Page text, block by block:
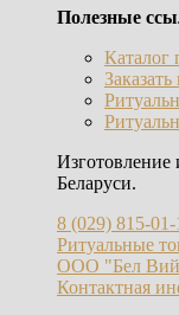
Полезные
Каталог
Изготовление
Беларуси.
8 (029) 815-01-
Ритуальные
ООО "Бел
Контактная